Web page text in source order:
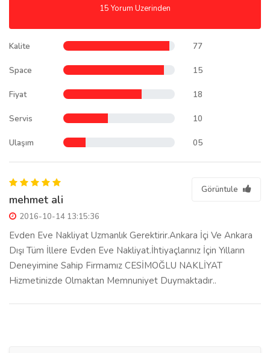
15 Yorum Uzerinden
Kalite 77
Space 15
Fiyat 18
Servis 10
Ulaşım 05
Görüntule
mehmet ali
2016-10-14 13:15:36
Evden Eve Nakliyat Uzmanlık Gerektirir.Ankara İçi Ve Ankara
Dışı Tüm İllere Evden Eve Nakliyat.İhtiyaçlarınız İçin Yılların
Deneyimine Sahip Firmamız CESİMOĞLU NAKLİYAT
Hizmetinizde Olmaktan Memnuniyet Duymaktadır..